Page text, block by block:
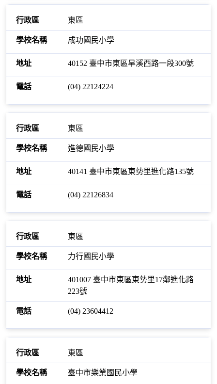
東區
成功國民小學
40152 臺中市東區旱溪西路一段300號
(04) 22124224
東區
進德國民小學
40141 臺中市東區東勢里進化路135號
(04) 22126834
東區
力行國民小學
401007 臺中市東區東勢里17鄰進化路
223號
(04) 23604412
東區
臺中市樂業國民小學